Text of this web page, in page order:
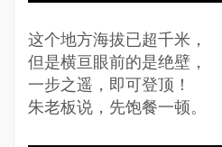
这个地方海拔已超千米，
但是横亘眼前的是绝壁，
一步之遥，即可登顶！
朱老板说，先饱餐一顿。